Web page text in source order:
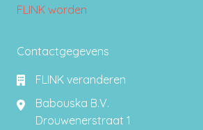
FLINK worden
Contactgegevens
FLINK veranderen
Babouska B.V.
Drouwenerstraat 1